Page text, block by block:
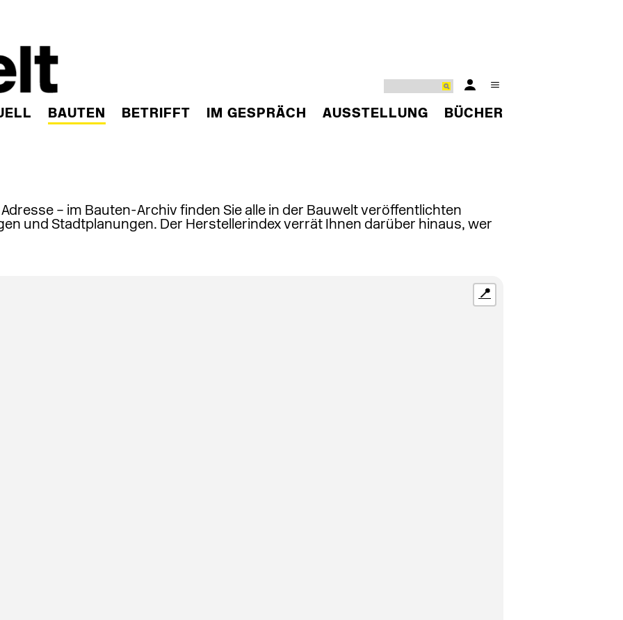
BAUTEN BETRIFFT IM GESPRÄCH AUSSTELLUNG BÜCHER
– im Bauten-Archiv finden Sie alle in der Bauwelt veröffentlichten
und Stadtplanungen. Der Herstellerindex verrät Ihnen darüber hinaus, wer
📍